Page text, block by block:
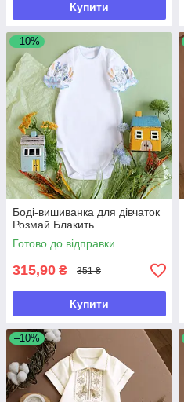
Купити
–10%
Боді-вишиванка для дівчаток
Розмай Блакить
Готово до відправки
315,90 ₴ 351 ₴
Купити
–10%